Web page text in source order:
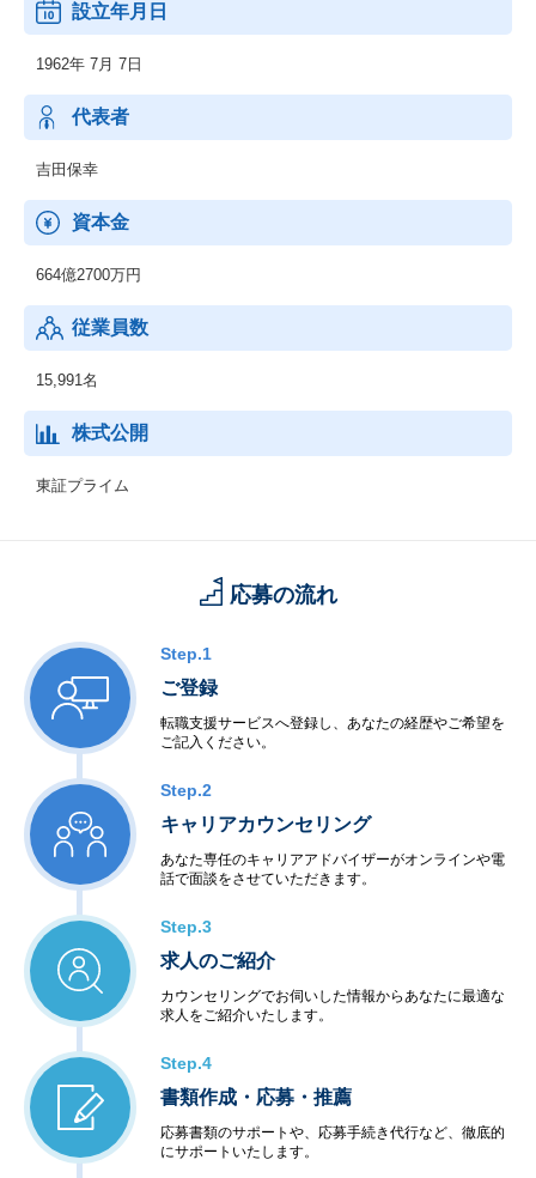
設立年月日
1962年 7月 7日
代表者
吉田保幸
資本金
664億2700万円
従業員数
15,991名
株式公開
東証プライム
応募の流れ
Step.1
ご登録
転職支援サービスへ登録し、あなたの経歴やご希望を
ご記入ください。
Step.2
キャリアカウンセリング
あなた専任のキャリアアドバイザーがオンラインや電
話で面談をさせていただきます。
Step.3
求人のご紹介
カウンセリングでお伺いした情報からあなたに最適な
求人をご紹介いたします。
Step.4
書類作成・応募・推薦
応募書類のサポートや、応募手続き代行など、徹底的
にサポートいたします。